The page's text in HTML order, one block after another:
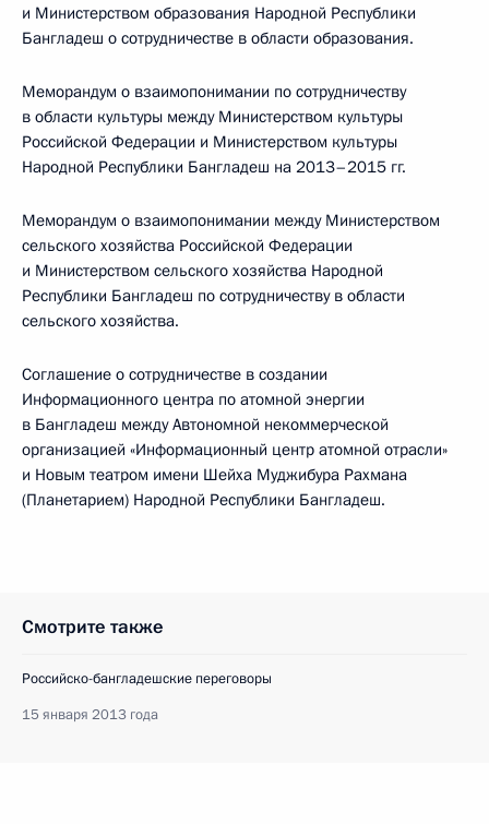
и Министерством образования Народной Республики
Бангладеш о сотрудничестве в области образования.
Меморандум о взаимопонимании по сотрудничеству
в области культуры между Министерством культуры
Российской Федерации и Министерством культуры
Народной Республики Бангладеш на 2013–2015 гг.
Меморандум о взаимопонимании между Министерством
сельского хозяйства Российской Федерации
и Министерством сельского хозяйства Народной
Республики Бангладеш по сотрудничеству в области
сельского хозяйства.
Соглашение о сотрудничестве в создании
Информационного центра по атомной энергии
в Бангладеш между Автономной некоммерческой
организацией «Информационный центр атомной отрасли»
и Новым театром имени Шейха Муджибура Рахмана
(Планетарием) Народной Республики Бангладеш.
Смотрите также
Российско-бангладешские переговоры
15 января 2013 года